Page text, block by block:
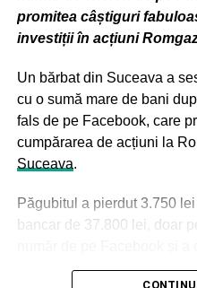
etapele de șah clasic și
șah rapid & blitz. Ediția de
trecut, la 275.000 de dolari.
promitea câștiguri
investiții în acțiuni
Un bărbat din Suceava a
cu o sumă mare de bani
fals de pe Facebook, care
cumpărarea de acțiuni la
Suceava.
Păgubitul a pierdut 3.750
bancar de 37.800 lei, doar